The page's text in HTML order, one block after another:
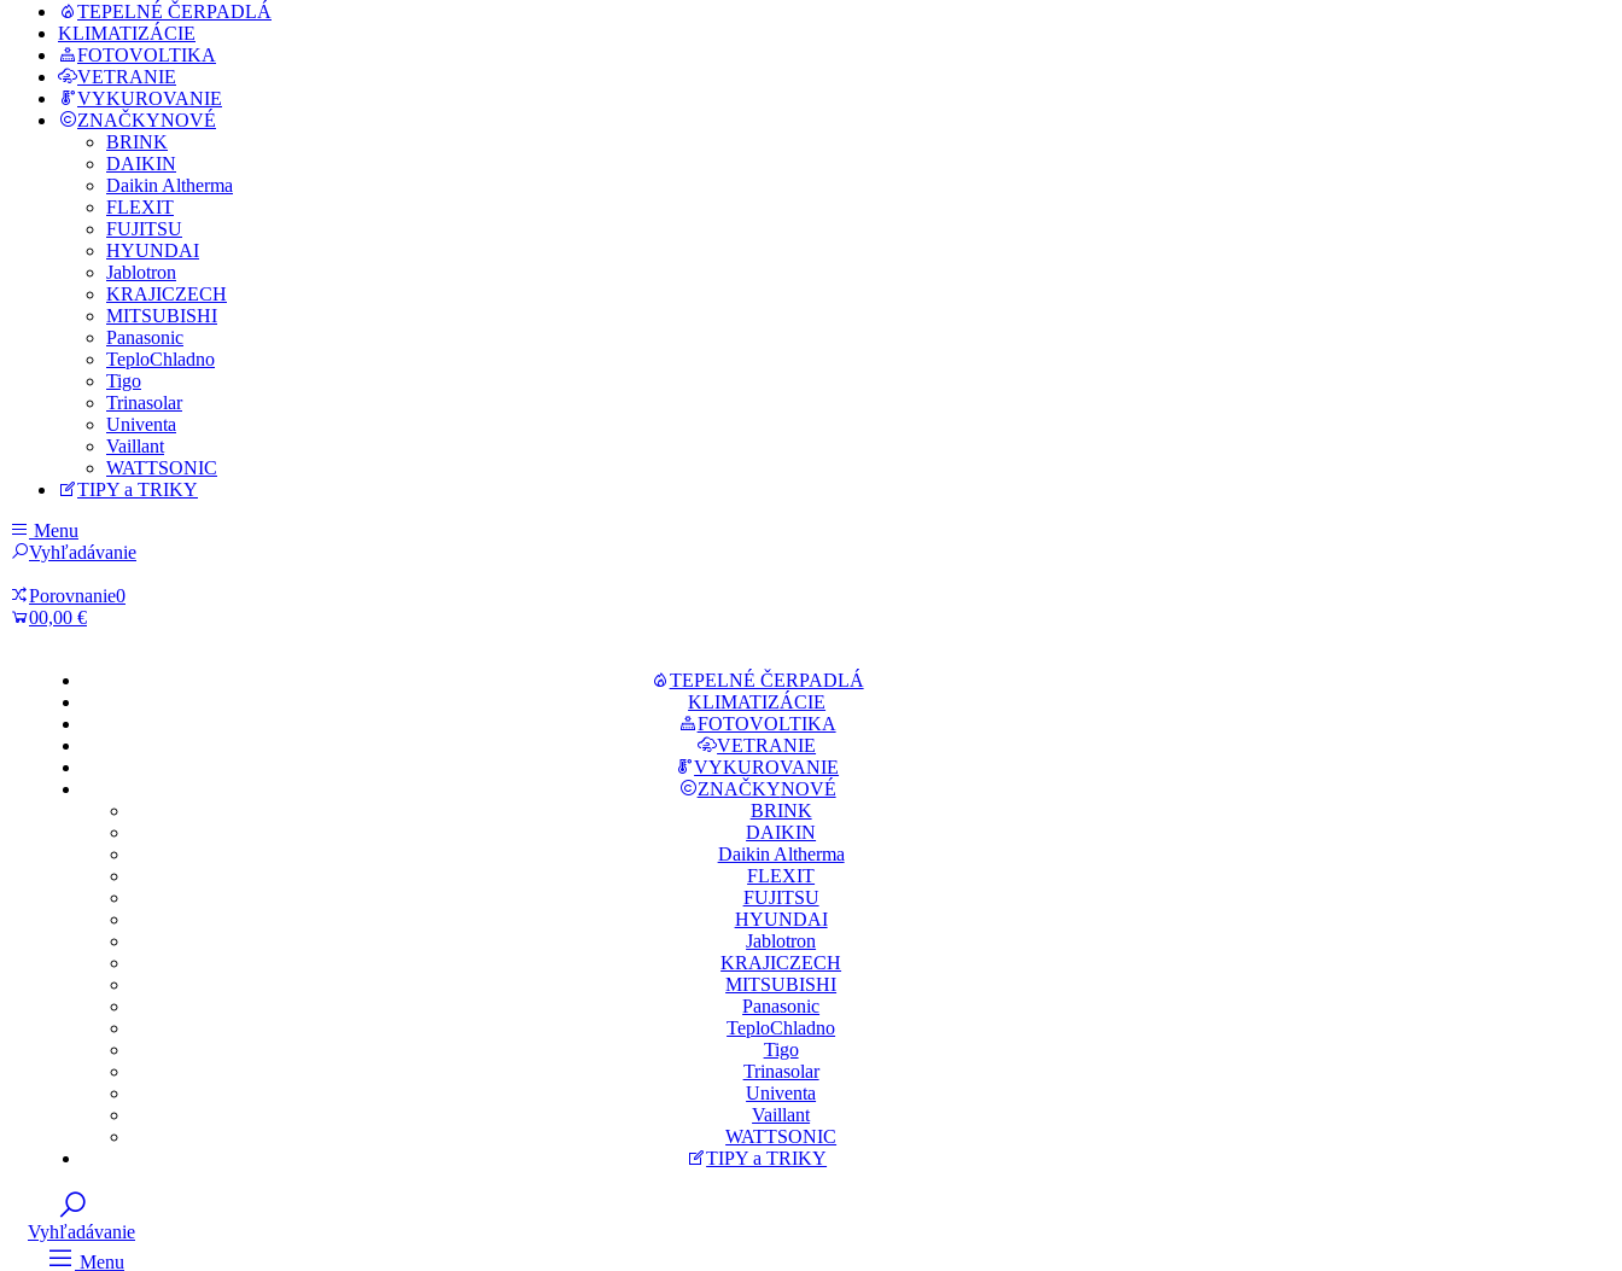
TEPELNÉ ČERPADLÁ
KLIMATIZÁCIE
FOTOVOLTIKA
VETRANIE
VYKUROVANIE
ZNAČKYNOVÉ
BRINK
DAIKIN
Daikin Altherma
FLEXIT
FUJITSU
HYUNDAI
Jablotron
KRAJICZECH
MITSUBISHI
Panasonic
TeploChladno
Tigo
Trinasolar
Univenta
Vaillant
WATTSONIC
TIPY a TRIKY
Menu
Vyhľadávanie
Porovnanie0
00,00 €
TEPELNÉ ČERPADLÁ
KLIMATIZÁCIE
FOTOVOLTIKA
VETRANIE
VYKUROVANIE
ZNAČKYNOVÉ
BRINK
DAIKIN
Daikin Altherma
FLEXIT
FUJITSU
HYUNDAI
Jablotron
KRAJICZECH
MITSUBISHI
Panasonic
TeploChladno
Tigo
Trinasolar
Univenta
Vaillant
WATTSONIC
TIPY a TRIKY
Vyhľadávanie
Menu